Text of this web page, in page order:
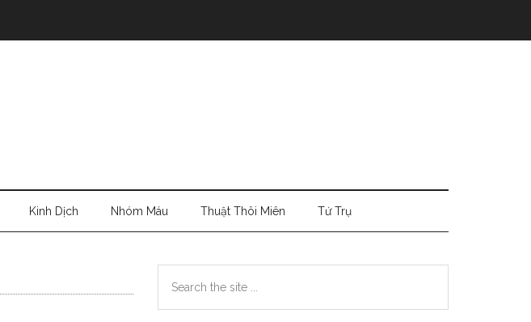
Kinh Dịch Nhóm Máu Thuật Thôi Miên Tứ Trụ
Primary
Sidebar
the